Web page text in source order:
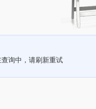
查询中，请刷新重试